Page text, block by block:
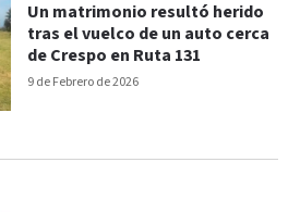
9 de Febrero de 2026
Un matrimonio resultó herido
tras el vuelco de un auto cerca
de Crespo en Ruta 131